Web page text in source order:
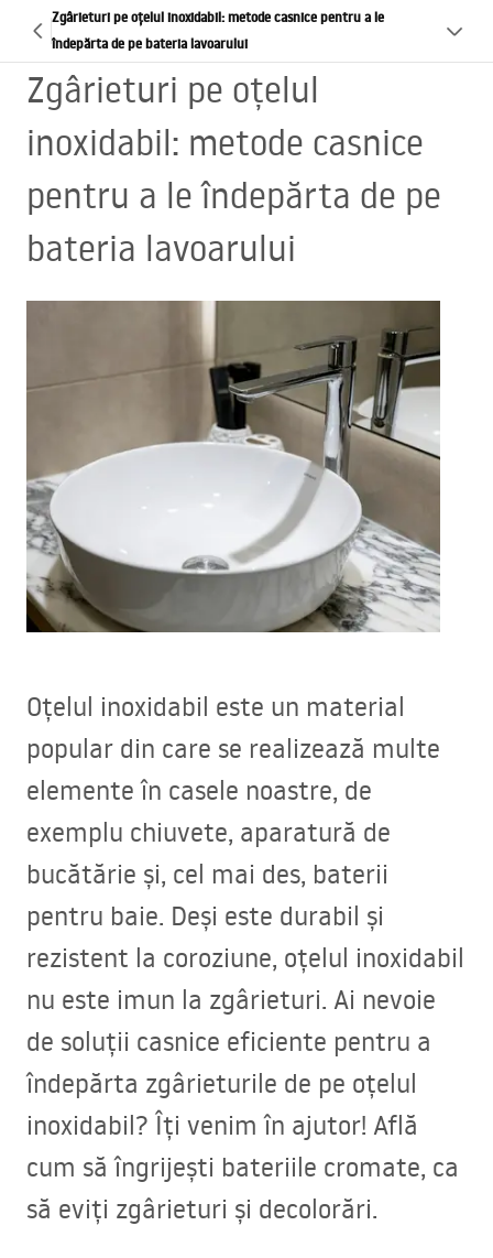
Zgârieturi pe oțelul inoxidabil: metode casnice pentru a le
îndepărta de pe bateria lavoarului
Zgârieturi pe oțelul
inoxidabil: metode casnice
pentru a le îndepărta de pe
bateria lavoarului
Oțelul inoxidabil este un material
popular din care se realizează multe
elemente în casele noastre, de
exemplu chiuvete, aparatură de
bucătărie și, cel mai des, baterii
pentru baie. Deși este durabil și
rezistent la coroziune, oțelul inoxidabil
nu este imun la zgârieturi. Ai nevoie
de soluții casnice eficiente pentru a
îndepărta zgârieturile de pe oțelul
inoxidabil? Îți venim în ajutor! Află
cum să îngrijești bateriile cromate, ca
să eviți zgârieturi și decolorări.